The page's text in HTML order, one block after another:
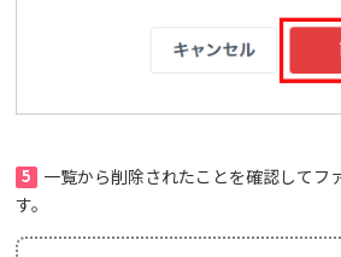
5
一覧から削除されたことを確認してフ
す。